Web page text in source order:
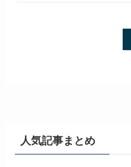
人気記事まとめ